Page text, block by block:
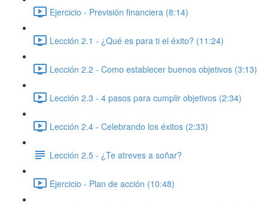
Ejercicio - Previsión financiera (8:14)
Lección 2.1 - ¿Qué es para ti el éxito? (11:24)
Lección 2.2 - Como establecer buenos objetivos (3:13)
Lección 2.3 - 4 pasos para cumplir objetivos (2:34)
Lección 2.4 - Celebrando los éxitos (2:33)
Lección 2.5 - ¿Te atreves a soñar?
Ejercicio - Plan de acción (10:48)